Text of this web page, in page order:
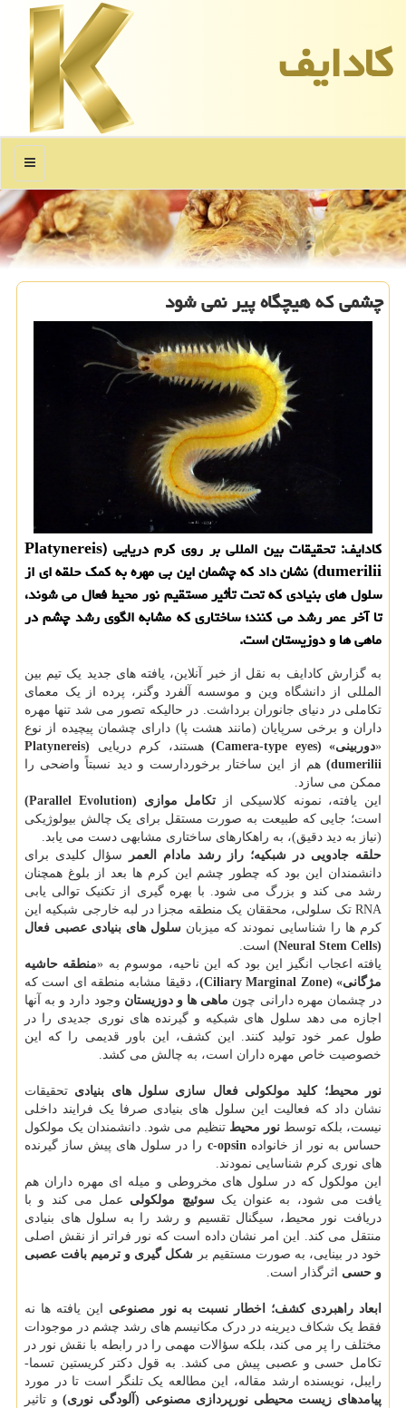
كادایف
منو
چشمی که هیچگاه پیر نمی شود
کادایف: تحقیقات بین المللی بر روی کرم دریایی (Platynereis
dumerilii) نشان داد که چشمان این بی مهره به کمک حلقه ای از
سلول های بنیادی که تحت تأثیر مستقیم نور محیط فعال می شوند،
تا آخر عمر رشد می کنند؛ ساختاری که مشابه الگوی رشد چشم در
ماهی ها و دوزیستان است.
به گزارش کادایف به نقل از خبر آنلاین، یافته های جدید یک تیم بین
المللی از دانشگاه وین و موسسه آلفرد وگنر، پرده از یک معمای
تکاملی در دنیای جانوران برداشت. در حالیکه تصور می شد تنها مهره
داران و برخی سرپایان (مانند هشت پا) دارای چشمان پیچیده از نوع
«دوربینی» (Camera-type eyes) هستند، کرم دریایی
(Platynereis
dumerilii)
هم از این ساختار برخوردارست و دید نسبتاً واضحی را
ممکن می سازد.
این یافته، نمونه کلاسیکی از تکامل موازی (Parallel Evolution)
است؛ جایی که طبیعت به صورت مستقل برای یک چالش بیولوژیکی
(نیاز به دید دقیق)، به راهکارهای ساختاری مشابهی دست می یابد.
حلقه جادویی در شبکیه؛ راز رشد مادام العمر
سؤال کلیدی برای
دانشمندان این بود که چطور چشم این کرم ها بعد از بلوغ همچنان
رشد می کند و بزرگ می شود. با بهره گیری از تکنیک توالی یابی
RNA تک سلولی، محققان یک منطقه مجزا در لبه خارجی شبکیه این
کرم ها را شناسایی نمودند که میزبانسلول های بنیادی عصبی فعال
(Neural Stem Cells)
است.
یافته اعجاب انگیز این بود که این ناحیه، موسوم به «منطقه حاشیه
مژگانی» (Ciliary Marginal Zone)
، دقیقا مشابه منطقه ای است که
در چشمان مهره دارانی چون ماهی ها و دوزیستان وجود دارد و به آنها
اجازه می دهد سلول های شبکیه و گیرنده های نوری جدیدی را در
طول عمر خود تولید کنند. این کشف، این باور قدیمی را که این
خصوصیت خاص مهره داران است، به چالش می کشد.
نور محیط؛ کلید مولکولی فعال سازی سلول های بنیادی تحقیقات
نشان داد که فعالیت این سلول های بنیادی صرفا یک فرایند داخلی
نیست، بلکه توسطنور محیط تنظیم می شود. دانشمندان یک مولکول
حساس به نور از خانوادهc-opsin را در سلول های پیش ساز گیرنده
های نوری کرم شناسایی نمودند.
این مولکول که در سلول های مخروطی و میله ای مهره داران هم
یافت می شود، به عنوان یکسوئیچ مولکولی عمل می کند و با
دریافت نور محیط، سیگنال تقسیم و رشد را به سلول های بنیادی
منتقل می کند. این امر نشان داده است که نور فراتر از نقش اصلی
خود در بینایی، به صورت مستقیم بر شکل گیری و ترمیم بافت عصبی
و حسی اثرگذار است.
ابعاد راهبردی کشف؛ اخطار نسبت به نور مصنوعی این یافته ها نه
فقط یک شکاف دیرینه در درک مکانیسم های رشد چشم در موجودات
مختلف را پر می کند، بلکه سؤالات مهمی را در رابطه با نقش نور در
تکامل حسی و عصبی پیش می کشد. به قول دکتر کریستین تسما-
رایبل، نویسنده ارشد مقاله، این مطالعه یک تلنگر است تا در مورد
پیامدهای زیست محیطی نورپردازی مصنوعی (آلودگی نوری)و تاثیر